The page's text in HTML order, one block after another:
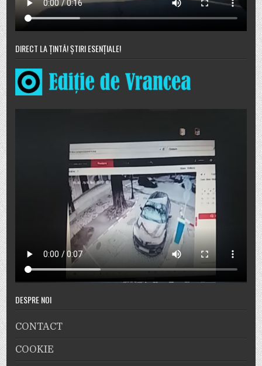
DIRECT LA ȚINTĂ! ȘTIRI ESENȚIALE!
DESPRE NOI
CONTACT
COOKIE